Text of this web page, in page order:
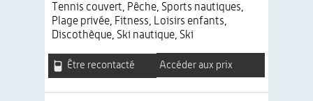
Tennis couvert, Pêche, Sports nautiques,
Plage privée, Fitness, Loisirs enfants,
Discothèque, Ski nautique, Ski
Être recontacté Accéder aux prix